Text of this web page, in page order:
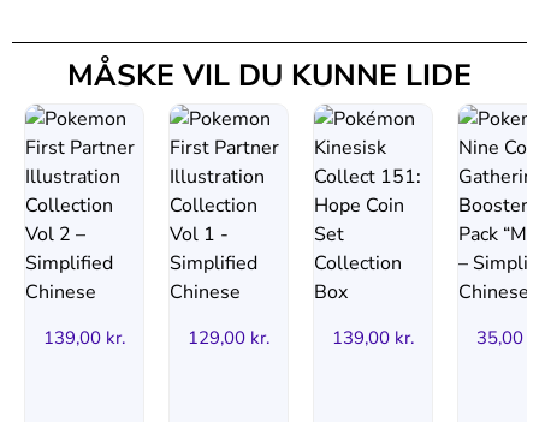
MÅSKE VIL DU KUNNE LIDE
139,00 kr. 129,00 kr. 139,00 kr. 35,00